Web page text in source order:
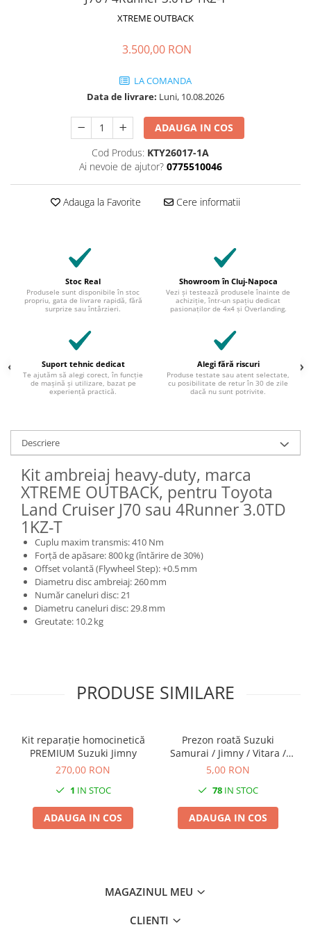
XTREME OUTBACK
3.500,00 RON
LA COMANDA
Data de livrare: Luni, 10.08.2026
ADAUGA IN COS
Cod Produs: KTY26017-1A
Ai nevoie de ajutor? 0775510046
Adauga la Favorite Cere informatii
Stoc Real
Produsele sunt disponibile în stoc
propriu, gata de livrare rapidă, fără
surprize sau întârzieri.
Showroom în Cluj-Napoca
Vezi și testează produsele înainte de
achiziție, într-un spațiu dedicat
pasionaților de 4x4 și Overlanding.
Suport tehnic dedicat
Te ajutăm să alegi corect, în funcție
de mașină și utilizare, bazat pe
experiență practică.
Alegi fără riscuri
Produse testate sau atent selectate,
cu posibilitate de retur în 30 de zile
dacă nu sunt potrivite.
Descriere
Kit ambreiaj heavy-duty, marca
XTREME OUTBACK, pentru Toyota
Land Cruiser J70 sau 4Runner 3.0TD
1KZ-T
Cuplu maxim transmis: 410 Nm
Forță de apăsare: 800 kg (întărire de 30%)
Offset volantă (Flywheel Step): +0.5 mm
Diametru disc ambreiaj: 260 mm
Număr caneluri disc: 21
Diametru caneluri disc: 29.8 mm
Greutate: 10.2 kg
PRODUSE SIMILARE
Kit reparație homocinetică
PREMIUM Suzuki Jimny
270,00 RON
1 IN STOC
ADAUGA IN COS
Prezon roată Suzuki
Samurai / Jimny / Vitara /
Grand Vitara I
5,00 RON
78 IN STOC
ADAUGA IN COS
MAGAZINUL MEU
CLIENTI